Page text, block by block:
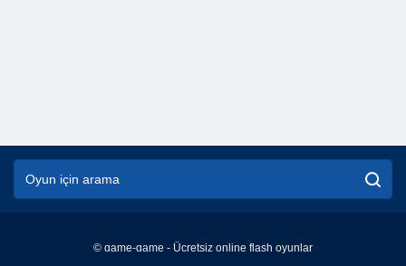
© game-game - Ücretsiz online flash oyunlar